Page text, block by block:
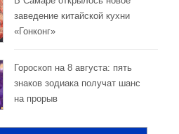
заведение китайской кухни
«Гонконг»
Гороскоп на 8 августа: пять
знаков зодиака получат шанс
на прорыв